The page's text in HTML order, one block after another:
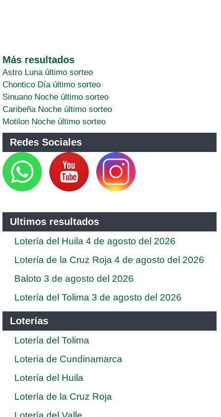
Más resultados
Astro Luna último sorteo
Chontico Día último sorteo
Sinuano Noche último sorteo
Caribeña Noche último sorteo
Motilon Noche último sorteo
Redes Sociales
Ultimos resultados
Lotería del Huila 4 de agosto del 2026
Lotería de la Cruz Roja 4 de agosto del 2026
Baloto 3 de agosto del 2026
Lotería del Tolima 3 de agosto del 2026
Loterías
Lotería del Tolima
Lotería de Cundinamarca
Lotería del Huila
Lotería de la Cruz Roja